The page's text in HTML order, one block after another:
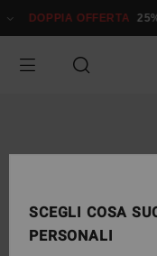
alle
prodotto
DOPPIA OFFERTA
SCEGLI COSA
PERSONALI